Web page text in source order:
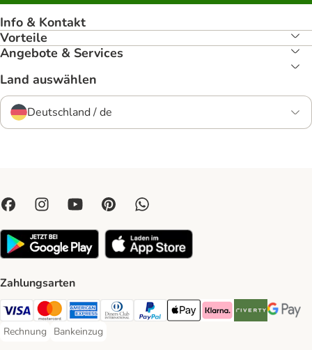
Info & Kontakt
Vorteile
Angebote & Services
Land auswählen
Deutschland / de
Zahlungsarten
Visa Payment Method
Mastercard Payment Method
American Express Payment Method
Diners Club Payment Method
PayPal Payment Method
Apple Pay Payment Method
Klarna Payment Method
Riverty Payment
Google
Rechnung
Rechnung Payment Method
Bankeinzug
Bankeinzug Payment Method